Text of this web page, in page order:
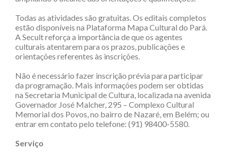
Todas as atividades são gratuitas. Os editais completos
estão disponíveis na Plataforma Mapa Cultural do Pará.
A Secult reforça a importância de que os agentes
culturais atentarem para os prazos, publicações e
orientações referentes às inscrições.
Não é necessário fazer inscrição prévia para participar
da programação. Mais informações podem ser obtidas
na Secretaria Municipal de Cultura, localizada na avenida
Governador José Malcher, 295 – Complexo Cultural
Memorial dos Povos, no bairro de Nazaré, em Belém; ou
entrar em contato pelo telefone: (91) 98400-5580.
Serviço